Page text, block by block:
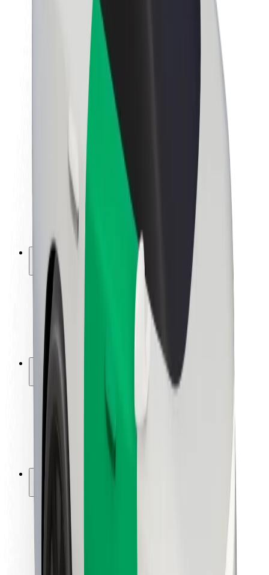
Fenntarthatóság a Boltnál
Project Zero
Sajtószoba
Befektetői kapcsolatok
Vezetőség
Márka
Urban Fund
Biztonság
Utasbiztonság
Sofőr biztonság
E-roller biztonság
Biztonsági részleg
Városok
Lokációk
Városi megoldások
Repülőtér
Bolt töltőállomások
Utasoknak
Sofőröknek
Ételfutároknak
Bolt Food